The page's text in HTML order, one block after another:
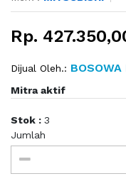
Rp.
Dijual Oleh.:
Mitra aktif
Stok : 3
Jumlah